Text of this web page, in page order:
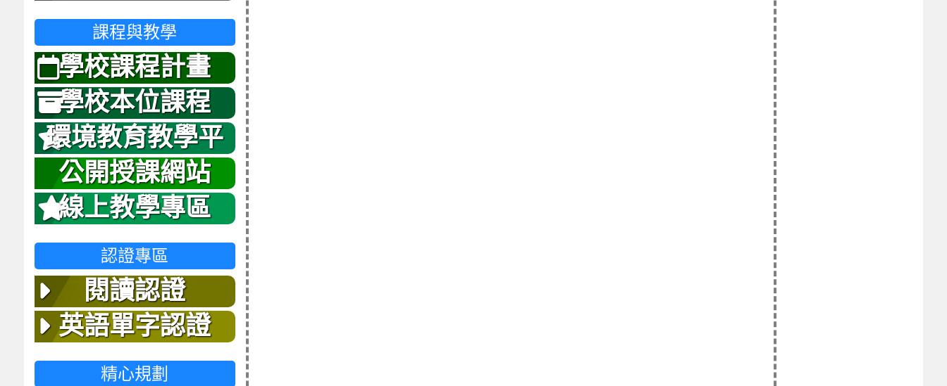
課程與教學
學校課程計畫
學校本位課程
環境教育教學平
台
公開授課網站
線上教學專區
認證專區
閱讀認證
英語單字認證
精心規劃